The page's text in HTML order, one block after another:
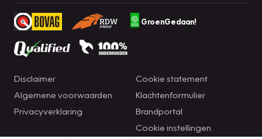
GroenGedaan!
Disclaimer
Algemene voorwaarden
Privacyverklaring
Cookie statement
Klachtenformulier
Brandportal
Cookie instellingen